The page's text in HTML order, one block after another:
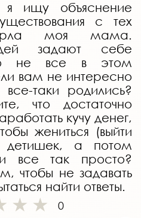
ищу объяснение
с тех
моя мама.
задают себе
не все в этом
вам не интересно
таки родились?
что достаточно
кучу денег,
жениться (выйти
а потом
все так просто?
чтобы не задавать
найти ответы.
0